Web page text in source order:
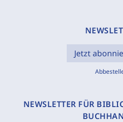
Jetzt
NEWSLETTER FÜR